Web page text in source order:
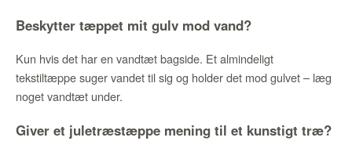
Beskytter tæppet mit gulv mod vand?
Kun hvis det har en vandtæt bagside. Et almindeligt
tekstiltæppe suger vandet til sig og holder det mod gulvet – læg
noget vandtæt under.
Giver et juletræstæppe mening til et kunstigt træ?